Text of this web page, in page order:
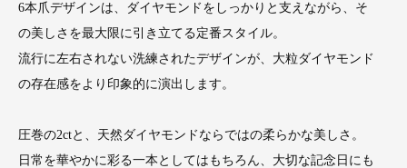
6本爪デザインは、ダイヤモンドをしっかりと支えながら、そ
の美しさを最大限に引き立てる定番スタイル。
流行に左右されない洗練されたデザインが、大粒ダイヤモンド
の存在感をより印象的に演出します。
圧巻の2ctと、天然ダイヤモンドならではの柔らかな美しさ。
日常を華やかに彩る一本としてはもちろん、大切な記念日にも